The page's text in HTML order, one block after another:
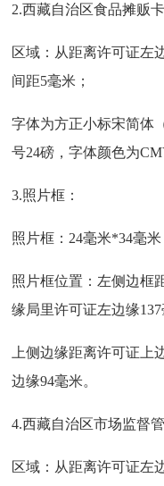
2.西藏自治区食品摊贩卡
区域：从距离许可证左
间距5毫米；
字体为方正小标宋简体
号24磅，字体颜色为
3.照片框：
照片框： 24毫米*34毫米
照片框位置：左侧边框
缘局里许可证左边缘137
上侧边缘距离许可证上
边缘94毫米。
4.西藏自治区市场监督
区域：从距离许可证左